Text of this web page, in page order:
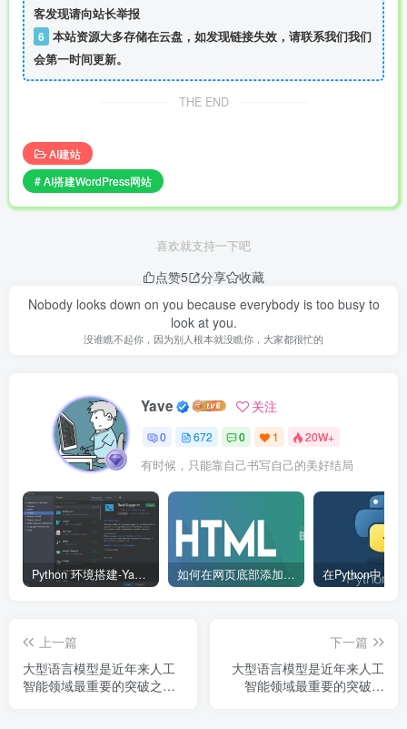
客发现请向站长举报
6 本站资源大多存储在云盘，如发现链接失效，请联系我们我们
会第一时间更新。
THE END
AI建站
# AI搭建WordPress网站
喜欢就支持一下吧
点赞5 分享
收藏
Nobody looks down on you because everybody is too busy to
look at you.
没谁瞧不起你，因为别人根本就没瞧你，大家都很忙的
Yave 关注
0 672 0 1 20W+
有时候，只能靠自己书写自己的美好结局
Python 环境搭建-Yave520-专业开发者社区 如何在网页底部添加版权信息？
上一篇
大型语言模型是近年来人工
智能领域最重要的突破之
下一篇
大型语言模型是近年来人工
智能领域最重要的突破之